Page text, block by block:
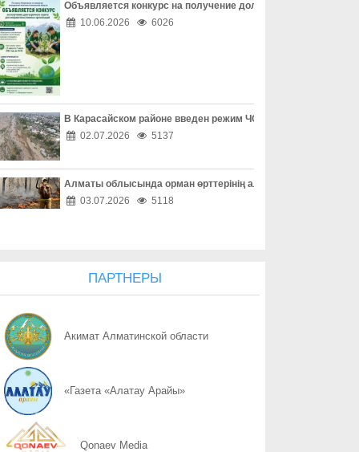
07.08 Не молчите о насилии
07.08 Каждый ребенок заслуживает счастливое детство
07.08 Безопасность начинается с семьи
07.08 Счастливое детство начинается дома
07.08 Помочь вовремя
07.08 Предупредить легче, чем вернуть
07.08 Когда вежливость не должна быть безграничной
07.08
07.08
Объявляется конкурс на получение долгосрочного гранта
10.06.2026
6026
В Карасайском районе введен режим ЧС местного масштаба
02.07.2026
5137
Алматы облысында орман өрттерінің алдын алу жұмыстары
03.07.2026
5118
ПАРТНЕРЫ
Акимат Алматинской области
«Газета «Алатау Арайы»
Qonaev Media